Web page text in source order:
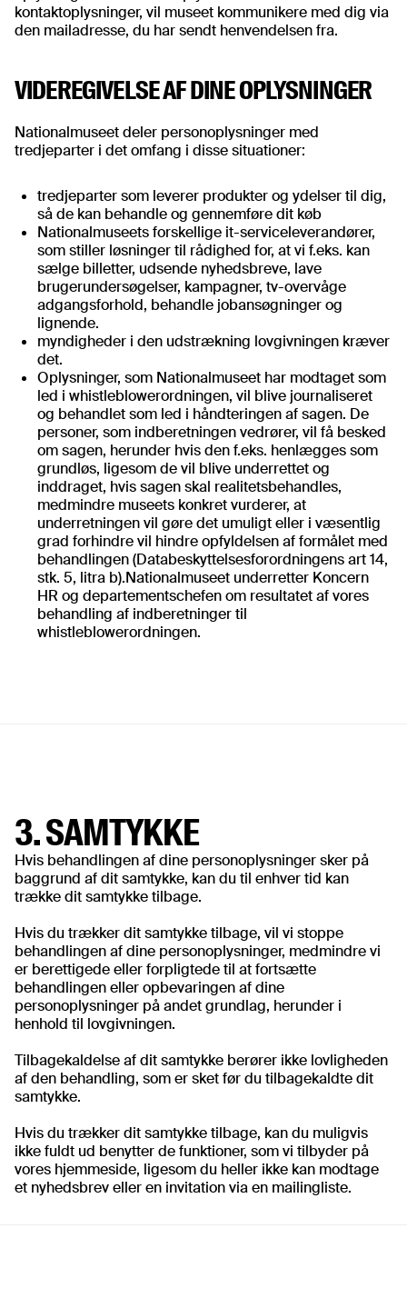
kontaktoplysninger, vil museet kommunikere med dig via
den mailadresse, du har sendt henvendelsen fra.
VIDEREGIVELSE AF DINE OPLYSNINGER
Nationalmuseet deler personoplysninger med
tredjeparter i det omfang i disse situationer:
tredjeparter som leverer produkter og ydelser til dig,
så de kan behandle og gennemføre dit køb
Nationalmuseets forskellige it-serviceleverandører,
som stiller løsninger til rådighed for, at vi f.eks. kan
sælge billetter, udsende nyhedsbreve, lave
brugerundersøgelser, kampagner, tv-overvåge
adgangsforhold, behandle jobansøgninger og
lignende.
myndigheder i den udstrækning lovgivningen kræver
det.
Oplysninger, som Nationalmuseet har modtaget som
led i whistleblowerordningen, vil blive journaliseret
og behandlet som led i håndteringen af sagen. De
personer, som indberetningen vedrører, vil få besked
om sagen, herunder hvis den f.eks. henlægges som
grundløs, ligesom de vil blive underrettet og
inddraget, hvis sagen skal realitetsbehandles,
medmindre museets konkret vurderer, at
underretningen vil gøre det umuligt eller i væsentlig
grad forhindre vil hindre opfyldelsen af formålet med
behandlingen (Databeskyttelsesforordningens art 14,
stk. 5, litra b).Nationalmuseet underretter Koncern
HR og departementschefen om resultatet af vores
behandling af indberetninger til
whistleblowerordningen.
3. SAMTYKKE
Hvis behandlingen af dine personoplysninger sker på
baggrund af dit samtykke, kan du til enhver tid kan
trække dit samtykke tilbage.
Hvis du trækker dit samtykke tilbage, vil vi stoppe
behandlingen af dine personoplysninger, medmindre vi
er berettigede eller forpligtede til at fortsætte
behandlingen eller opbevaringen af dine
personoplysninger på andet grundlag, herunder i
henhold til lovgivningen.
Tilbagekaldelse af dit samtykke berører ikke lovligheden
af den behandling, som er sket før du tilbagekaldte dit
samtykke.
Hvis du trækker dit samtykke tilbage, kan du muligvis
ikke fuldt ud benytter de funktioner, som vi tilbyder på
vores hjemmeside, ligesom du heller ikke kan modtage
et nyhedsbrev eller en invitation via en mailingliste.